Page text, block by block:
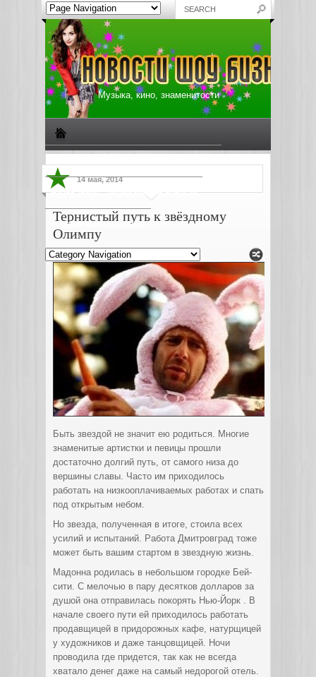
Музыка, кино, знаменитости
Жизнь звезд Музыкальные новости
Новости киноиндустрии
14 мая, 2014
Тернистый путь к звёздному
Олимпу
Быть звездой не значит ею родиться. Многие
знаменитые артистки и певицы прошли
достаточно долгий путь, от самого низа до
вершины славы. Часто им приходилось
работать на низкооплачиваемых работах и спать
под открытым небом.
Но звезда, полученная в итоге, стоила всех
усилий и испытаний. Работа Дмитровград тоже
может быть вашим стартом в звездную жизнь.
Мадонна родилась в небольшом городке Бей-
сити. С мелочью в пару десятков долларов за
душой она отправилась покорять Нью-Йорк . В
начале своего пути ей приходилось работать
продавщицей в придорожных кафе, натурщицей
у художников и даже танцовщицей. Ночи
проводила где придется, так как не всегда
хватало денег даже на самый недорогой отель.